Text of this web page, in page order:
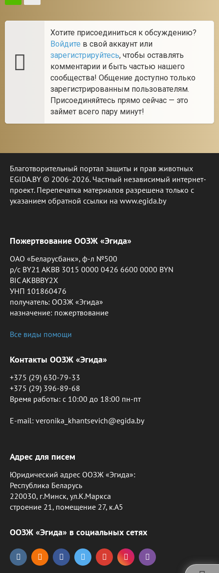
Хотите присоединиться к обсуждению?
Войдите в свой аккаунт или
зарегистрируйтесь, чтобы оставлять
комментарии и быть частью нашего
сообщества! Общение доступно только
зарегистрированным пользователям.
Присоединяйтесь прямо сейчас — это
займет всего пару минут!
Благотворительный портал защиты и прав животных
EGIDA.BY © 2006-2026. Частный независимый интернет-
проект. Перепечатка материалов разрешена только с
указанием обратной ссылки на www.egida.by
Пожертвование ООЗЖ «Эгида»
ОАО «Беларусбанк», ф-л №500
р/с BY21 AKBB 3015 0000 0426 6600 0000 BYN
BIC AKBBBY2X
УНП 101860476
получатель: ООЗЖ «Эгида»
назначение: пожертвование
Все виды помощи
Контакты ООЗЖ «Эгида»
+375 (29) 630-79-33
+375 (29) 396-89-68
Время работы: c 10:00 до 18:00 пн-пт
E-mail: veronika_khantsevich@egida.by
Адрес для писем
Юридический адрес ООЗЖ «Эгида»:
Республика Беларусь
220030, г.Минск, ул.К.Маркса
строение 21, помещение 27, к.А5
ООЗЖ «Эгида» в социальных сетях